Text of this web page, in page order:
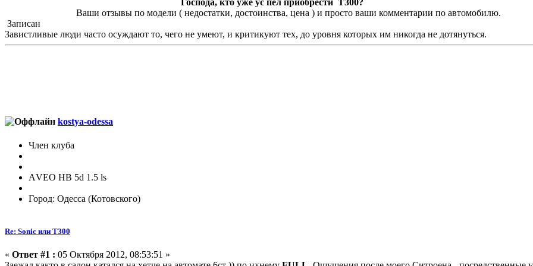
Господа, кто уже ус пел приобрести Т300?
Ваши отзывы по модели ( недостатки, достоинства, цена ) и просто ваши комментарии по автомобилю.
Записан
Завистливые люди часто осуждают то, чего не умеют, и критикуют тех, до уровня которых им никогда не дотянуться.
kostya-odessa
Член клуба
АVЕО HB 5d 1.5 ls
Город: Одесса (Котовского)
Re: Sonic или Т300
« Ответ #1 : 05 Октября 2012, 08:53:51 »